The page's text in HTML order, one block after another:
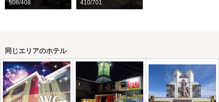
508/408 410/701
同じエリアのホテル